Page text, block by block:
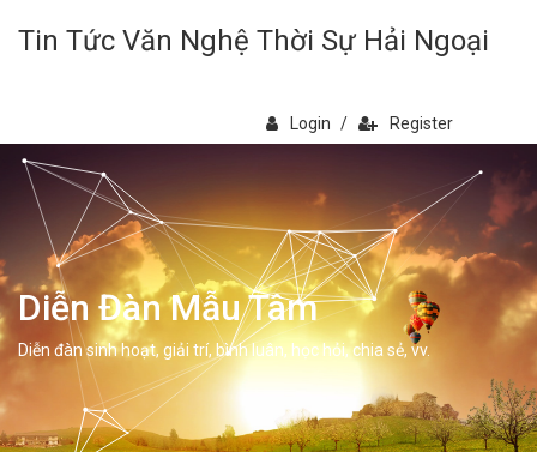
Tin Tức Văn Nghệ Thời Sự Hải Ngoại
Login / Register
Diễn Đàn Mẫu Tâm
Diễn đàn sinh hoạt, giải trí, bình luân, học hỏi, chia sẻ, vv.